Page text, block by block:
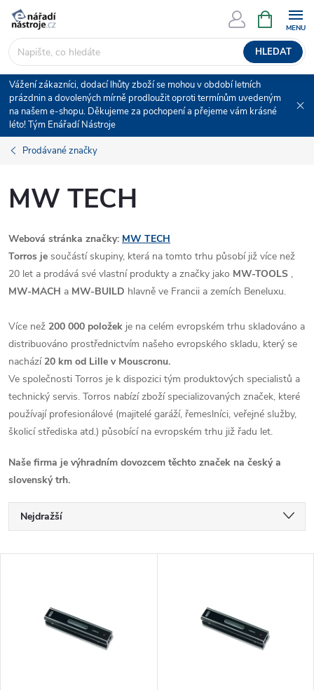
Přejít
obsah
HLEDAT
NÁKUPNÍ
KOŠÍK
Vážení zákazníci, dodací lhůty zboží se mohou v období letních
prázdnin a dovolených mírně prodloužit oproti termínům uvedeným
na našem e-shopu. Děkujeme za pochopení a přejeme vám krásné
léto! Tým Enářadí Nástroje
Prodávané značky
MW TECH
Webová stránka značky: MW TECH
Torros je součástí skupiny, která na tomto trhu působí již více než
20 let a prodává své vlastní produkty a značky jako MW-TOOLS ,
MW-MACH a MW-BUILD hlavně ve Francii a zemích Beneluxu.
Více než 200 000 položek je na celém evropském trhu skladováno a
distribuováno prostřednictvím našeho evropského skladu, který se
nachází 20 km od Lille v Mouscronu.
Ve společnosti Torros je k dispozici tým produktových specialistů a
technický servis. Torros nabízí zboží specializovaných značek, které
používají profesionálové (majitelé garáží, řemeslníci, veřejné služby,
školicí střediska atd.) působící na evropském trhu již řadu let.
Naše firma je výhradním dovozcem těchto značek na český a
slovenský trh.
Ř
a
Nejdražší